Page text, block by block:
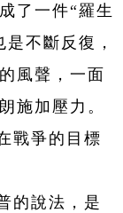
了一件“羅生
不斷反復，
風聲，一面
施加壓力。
戰爭的目標
的說法，是